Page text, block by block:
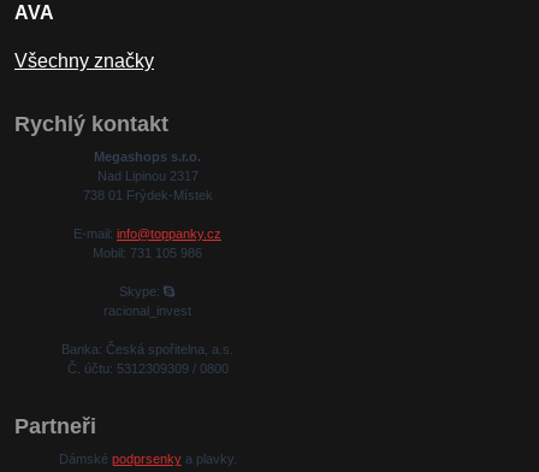
AVA
Všechny značky
Rychlý kontakt
Megashops s.r.o.
Nad Lipinou 2317
738 01 Frýdek-Místek
E-mail: info@toppanky.cz
Mobil: 731 105 986
Skype:
racional_invest
Banka: Česká spořitelna, a.s.
Č. účtu: 5312309309 / 0800
Partneři
Dámské podprsenkya plavky.